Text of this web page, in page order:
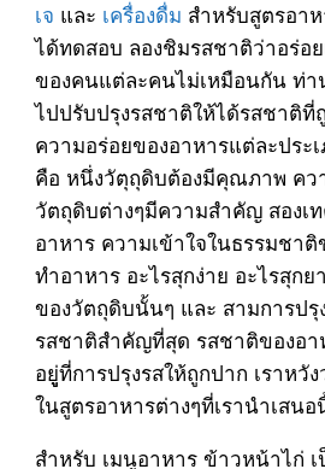
เจ และ เครื่องดื่ม สำหรับสูตรอาห
ได้ทดสอบ ลองชิมรสชาติว่าอร่อ
ของคนแต่ละคนไม่เหมือนกัน ท่า
ไปปรับปรุงรสชาติให้ได้รสชาติที่
ความอร่อยของอาหารแต่ละประ
คือ หนึ่งวัตุถุดิบต้องมีคุณภาพ คว
วัตถุดิบต่างๆมีความสำคัญ สองเ
อาหาร ความเข้าใจในธรรมชา
ทำอาหาร อะไรสุกง่าย อะไรสุก
ของวัตถุดิบนั้นๆ และ สามการปรุ
รสชาติสำคัญที่สุด รสชาติของอา
อยูู่ที่การปรุงรสให้ถูกปาก เราหวั
ในสูตรอาหารต่างๆที่เรานำเสนอ
สำหรับ เมนูอาหาร ข้าวหน้าไก่